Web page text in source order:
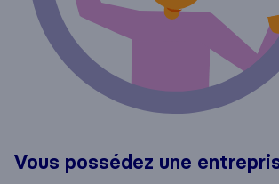
Vous possédez une